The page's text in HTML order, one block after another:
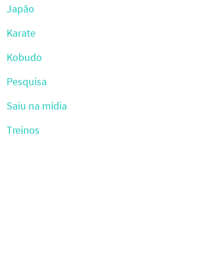
Japão
Karate
Kobudo
Pesquisa
Saiu na mídia
Treinos